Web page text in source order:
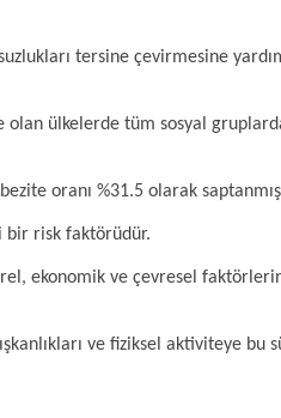
tersine çevirmesine
ülkelerde tüm sosyal
oranı %31.5 olarak
bir risk faktörüdür.
ekonomik ve çevresel faktörlerin
ve fiziksel aktiviteye